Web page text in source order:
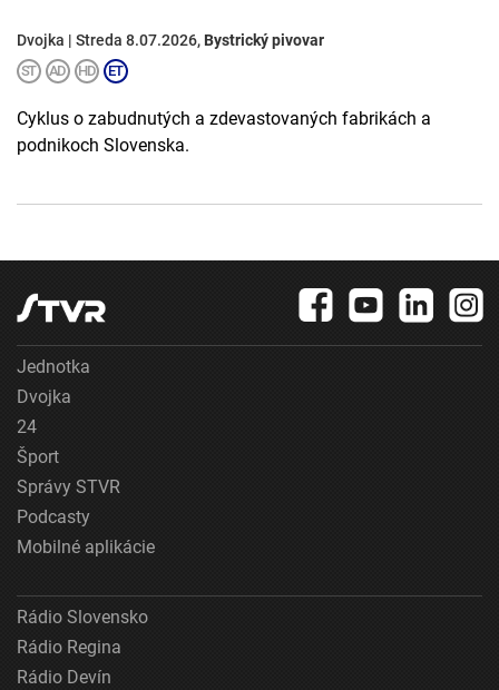
Dvojka | Streda 8.07.2026, Bystrický pivovar
Cyklus o zabudnutých a zdevastovaných fabrikách a
podnikoch Slovenska.
Jednotka
Dvojka
24
Šport
Správy STVR
Podcasty
Mobilné aplikácie
Rádio Slovensko
Rádio Regina
Rádio Devín